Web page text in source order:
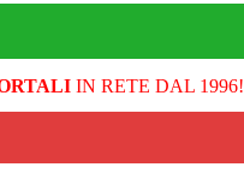
IN RETE DAL 1996!